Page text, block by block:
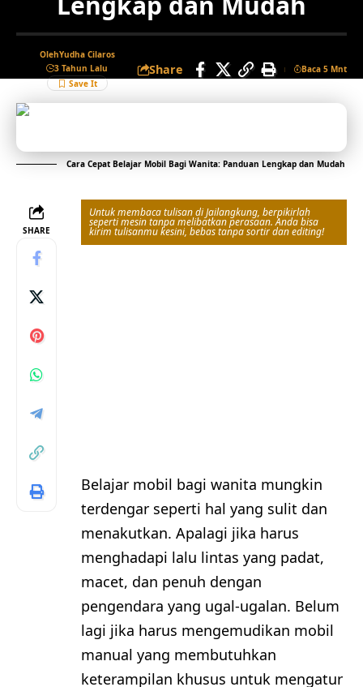
OlehYudha Cilaros
3 Tahun Lalu
Share Baca 5 Mnt
Cara Cepat Belajar Mobil Bagi Wanita: Panduan Lengkap dan Mudah
SHARE
Untuk membaca tulisan di Jailangkung, berpikirlah
seperti mesin tanpa melibatkan perasaan. Anda bisa
kirim tulisanmu kesini, bebas tanpa sortir dan editing!
Belajar mobil bagi wanita mungkin
terdengar seperti hal yang sulit dan
menakutkan. Apalagi jika harus
menghadapi lalu lintas yang padat,
macet, dan penuh dengan
pengendara yang ugal-ugalan. Belum
lagi jika harus mengemudikan mobil
manual yang membutuhkan
keterampilan khusus untuk mengatur